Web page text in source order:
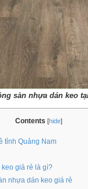
sàn nhựa dán keo
Contents [hide]
tỉnh Quảng Nam
giá rẻ là gì?
nhựa dán keo giá rẻ